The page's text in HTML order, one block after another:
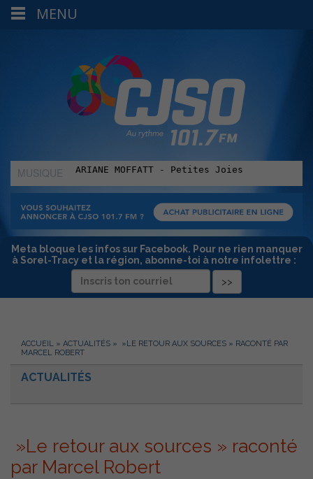
MUSIQUE
:
Meta bloque les infos sur Facebook. Pour ne rien manquer
à Sorel-Tracy et la région, abonne-toi à notre infolettre :
ACCUEIL » ACTUALITÉS »
»LE RETOUR AUX SOURCES » RACONTÉ PAR
MARCEL ROBERT
ACTUALITÉS
»Le retour aux sources » raconté
par Marcel Robert
MENU